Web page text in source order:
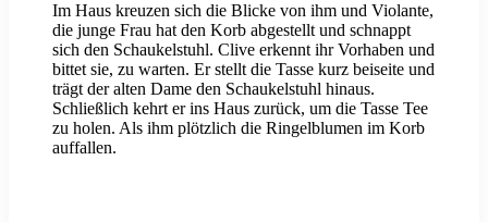
Im Haus kreuzen sich die Blicke von ihm und Violante,
die junge Frau hat den Korb abgestellt und schnappt
sich den Schaukelstuhl. Clive erkennt ihr Vorhaben und
bittet sie, zu warten. Er stellt die Tasse kurz beiseite und
trägt der alten Dame den Schaukelstuhl hinaus.
Schließlich kehrt er ins Haus zurück, um die Tasse Tee
zu holen. Als ihm plötzlich die Ringelblumen im Korb
auffallen.